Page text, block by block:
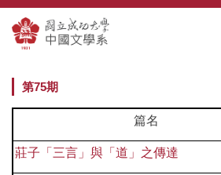
跳
到
主
內
容
區
第75期
篇名
莊子「三言」與「道」之傳達